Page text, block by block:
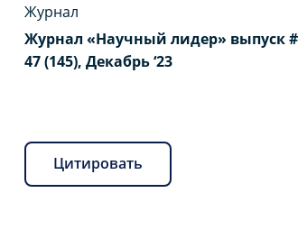
Журнал
Журнал «Научный лидер» выпуск #
47 (145), Декабрь ‘23
Цитировать